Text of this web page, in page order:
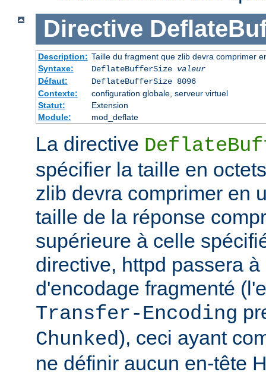
Directive
Description: Taille du fragment que zlib devra comprimer
Syntaxe:
DeflateBufferSize valeur
Défaut:
DeflateBufferSize 8096
Contexte:
configuration globale, serveur virtuel
Statut:
Extension
Module:
mod_deflate
La directive
spécifier la taille en
zlib devra comprimer en
taille de la réponse
supérieure à celle
directive, httpd passera
d'encodage fragmenté
Transfer-Encoding
Chunked), ceci ayant
ne définir aucun en-tête